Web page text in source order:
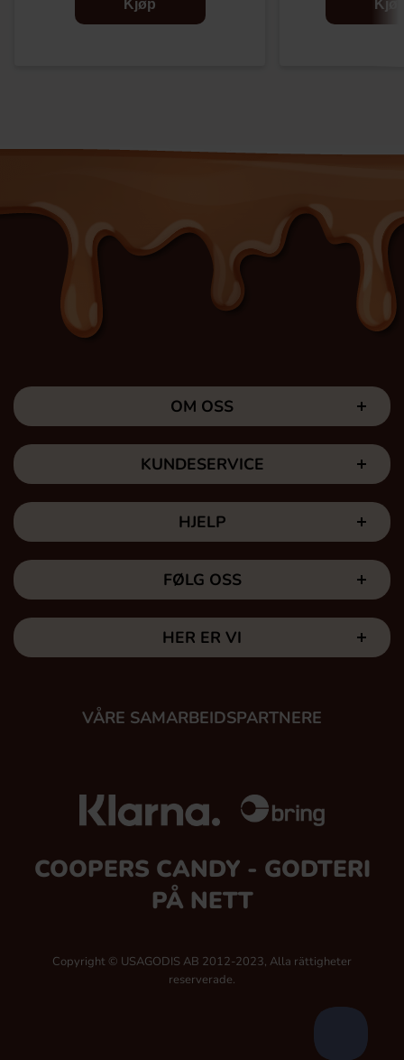
Kjøp
OM OSS
KUNDESERVICE
HJELP
FØLG OSS
HER ER VI
VÅRE SAMARBEIDSPARTNERE
COOPERS CANDY - GODTERI
PÅ NETT
Copyright © USAGODIS AB 2012-2023, Alla rättigheter
reserverade.